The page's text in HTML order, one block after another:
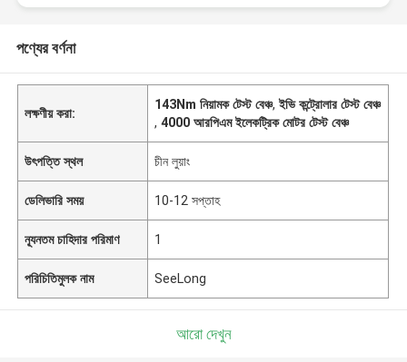
পণ্যের বর্ণনা
লক্ষণীয় করা:
143Nm নিয়ামক টেস্ট বেঞ্চ,ইভি কন্ট্রোলার টেস্ট বেঞ্চ
,4000 আরপিএম ইলেকট্রিক মোটর টেস্ট বেঞ্চ
উৎপত্তি স্থল চীন লুয়াং
ডেলিভারি সময় 10-12 সপ্তাহ
ন্যূনতম চাহিদার পরিমাণ 1
পরিচিতিমুলক নাম SeeLong
আরো দেখুন